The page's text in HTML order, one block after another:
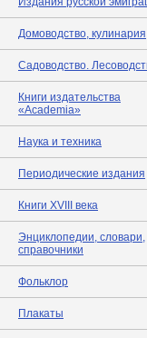
Домоводство, кулинария
Садоводство.
Книги издательства
«Academia»
Наука и техника
Периодические издания
Книги XVIII века
Энциклопедии, словари,
справочники
Фольклор
Плакаты